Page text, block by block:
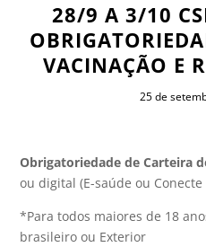
28/9 A 3/10
VACINAÇÃO E
25 de
Obrigatoriedade de Carteira
ou digital (E-saúde ou
*Para todos maiores de 18
brasileiro ou Exterior